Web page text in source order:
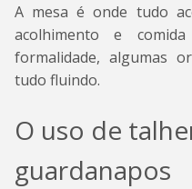
A mesa é onde tudo
acolhimento e
formalidade, algumas
tudo fluindo.
O uso de
guardanapos